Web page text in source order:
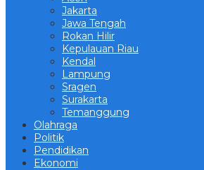
Jakarta
Jawa Tengah
Rokan Hilir
Kepulauan Riau
Kendal
Lampung
Sragen
Surakarta
Temanggung
Olahraga
Politik
Pendidikan
Ekonomi